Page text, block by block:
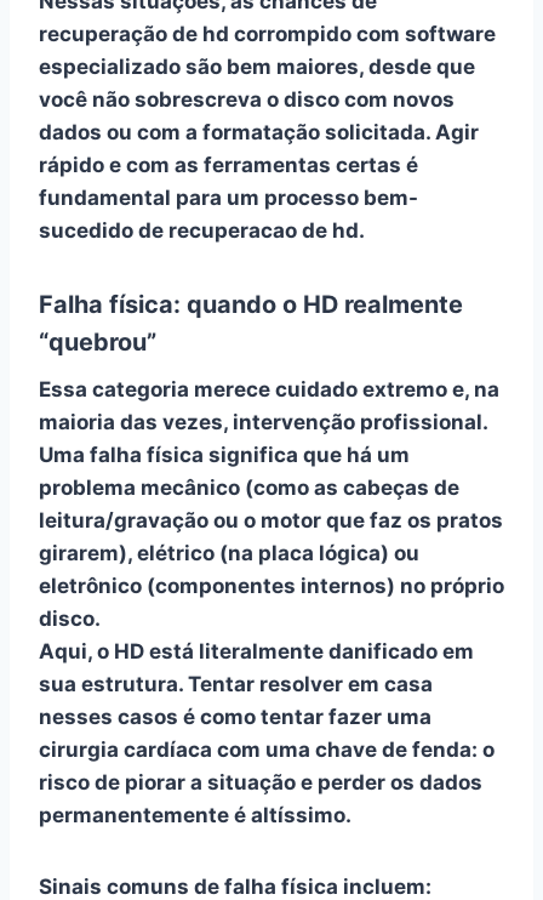
recuperação de hd corrompido com software
especializado são bem maiores, desde que
você não sobrescreva o disco com novos
dados ou com a formatação solicitada. Agir
rápido e com as ferramentas certas é
fundamental para um processo bem-
sucedido de recuperacao de hd.
Falha física: quando o HD realmente
“quebrou”
Essa categoria merece cuidado extremo e, na
maioria das vezes, intervenção profissional.
Uma falha física significa que há um
problema mecânico (como as cabeças de
leitura/gravação ou o motor que faz os pratos
girarem), elétrico (na placa lógica) ou
eletrônico (componentes internos) no próprio
disco.
Aqui, o HD está literalmente danificado em
sua estrutura. Tentar resolver em casa
nesses casos é como tentar fazer uma
cirurgia cardíaca com uma chave de fenda: o
risco de piorar a situação e perder os dados
permanentemente é altíssimo.
Sinais comuns de falha física incluem: